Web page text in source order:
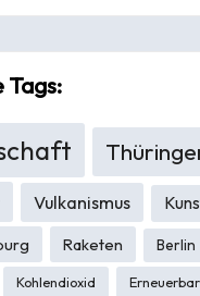
Tags:
Vulkanismus
Raketen Berlin
Kohlendioxid